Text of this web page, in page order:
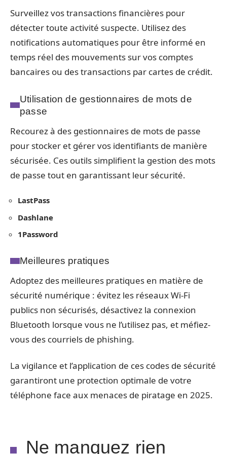
Surveillez vos transactions financières pour
détecter toute activité suspecte. Utilisez des
notifications automatiques pour être informé en
temps réel des mouvements sur vos comptes
bancaires ou des transactions par cartes de crédit.
Utilisation de gestionnaires de mots de
passe
Recourez à des gestionnaires de mots de passe
pour stocker et gérer vos identifiants de manière
sécurisée. Ces outils simplifient la gestion des mots
de passe tout en garantissant leur sécurité.
LastPass
Dashlane
1Password
Meilleures pratiques
Adoptez des meilleures pratiques en matière de
sécurité numérique : évitez les réseaux Wi-Fi
publics non sécurisés, désactivez la connexion
Bluetooth lorsque vous ne l’utilisez pas, et méfiez-
vous des courriels de phishing.
La vigilance et l’application de ces codes de sécurité
garantiront une protection optimale de votre
téléphone face aux menaces de piratage en 2025.
Ne manquez rien